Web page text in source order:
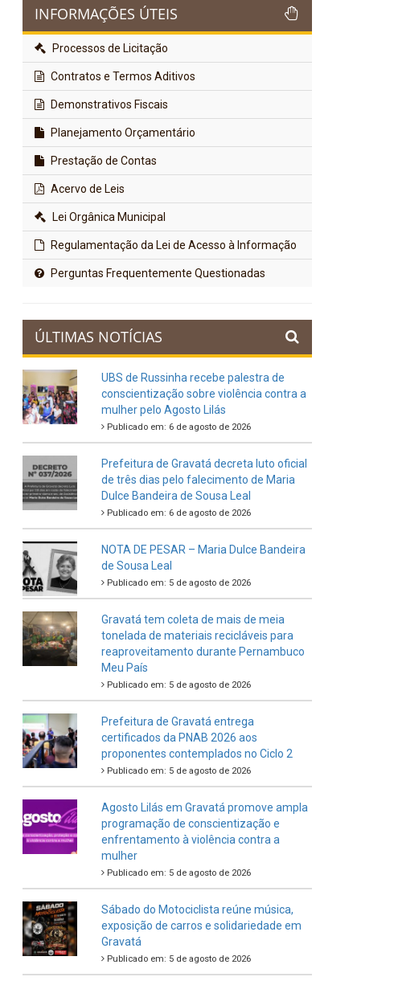
INFORMAÇÕES ÚTEIS
Processos de Licitação
Contratos e Termos Aditivos
Demonstrativos Fiscais
Planejamento Orçamentário
Prestação de Contas
Acervo de Leis
Lei Orgânica Municipal
Regulamentação da Lei de Acesso à Informação
Perguntas Frequentemente Questionadas
ÚLTIMAS NOTÍCIAS
UBS de Russinha recebe palestra de
conscientização sobre violência contra a
mulher pelo Agosto Lilás
Publicado em: 6 de agosto de 2026
Prefeitura de Gravatá decreta luto oficial
de três dias pelo falecimento de Maria
Dulce Bandeira de Sousa Leal
Publicado em: 6 de agosto de 2026
NOTA DE PESAR – Maria Dulce Bandeira
de Sousa Leal
Publicado em: 5 de agosto de 2026
Gravatá tem coleta de mais de meia
tonelada de materiais recicláveis para
reaproveitamento durante Pernambuco
Meu País
Publicado em: 5 de agosto de 2026
Prefeitura de Gravatá entrega
certificados da PNAB 2026 aos
proponentes contemplados no Ciclo 2
Publicado em: 5 de agosto de 2026
Agosto Lilás em Gravatá promove ampla
programação de conscientização e
enfrentamento à violência contra a
mulher
Publicado em: 5 de agosto de 2026
Sábado do Motociclista reúne música,
exposição de carros e solidariedade em
Gravatá
Publicado em: 5 de agosto de 2026